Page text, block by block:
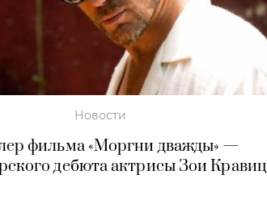
Новости
фильма «Моргни дважды» —
дебюта актрисы Зои Кравиц